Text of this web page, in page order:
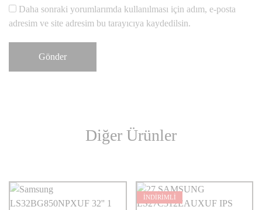
Daha sonraki yorumlarımda kullanılması için adım, e-posta
adresim ve site adresim bu tarayıcıya kaydedilsin.
Diğer Ürünler
İNDİRİMLİ